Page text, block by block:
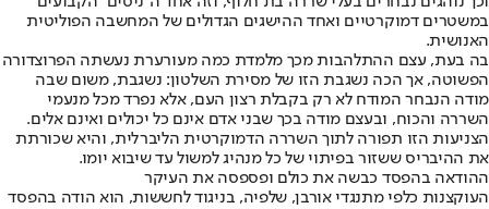
במשטרים דמוקרטיים ואחד ההישגים הגדולים של המחשבה הפוליטית
האנושית.
בה בעת, עצם ההתלהבות מכך מלמדת כמה מעורערת נעשתה הפרוצדורה
הפשוטה, אך הכה נשגבת הזו של מסירת השלטון: נשגבת, משום שבה
מודה הנבחר המודח לא רק בקבלת רצון העם, אלא נפרד מכל מנעמי
השררה והכוח, ובעצם מודה בכך שבני אדם אינם כל יכולים ואינם אלים.
הצניעות הזו תפורה לתוך השררה הדמוקרטית הליברלית, והיא שכורתת
את ההיבריס ששזור בפיתוי של כל מנהיג למשול עד שיבוא יומו.
ההודאה בהפסד כבשה את כולם ופספסה את העיקר
העוקצנות כלפי מתנגדי אורבן, שלפיה, בניגוד לחששות, הוא הודה בהפסד